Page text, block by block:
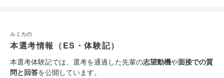
ルミカの
本選考情報（ES・体験記）
本選考体験記では、選考を通過した先輩の志望動機や面接での質
問と回答を公開しています。